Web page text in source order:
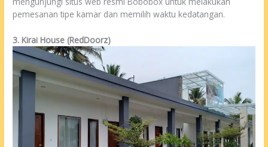
pemesanan tipe kamar dan memilih waktu kedatangan.
3. Kirai House (RedDoorz)